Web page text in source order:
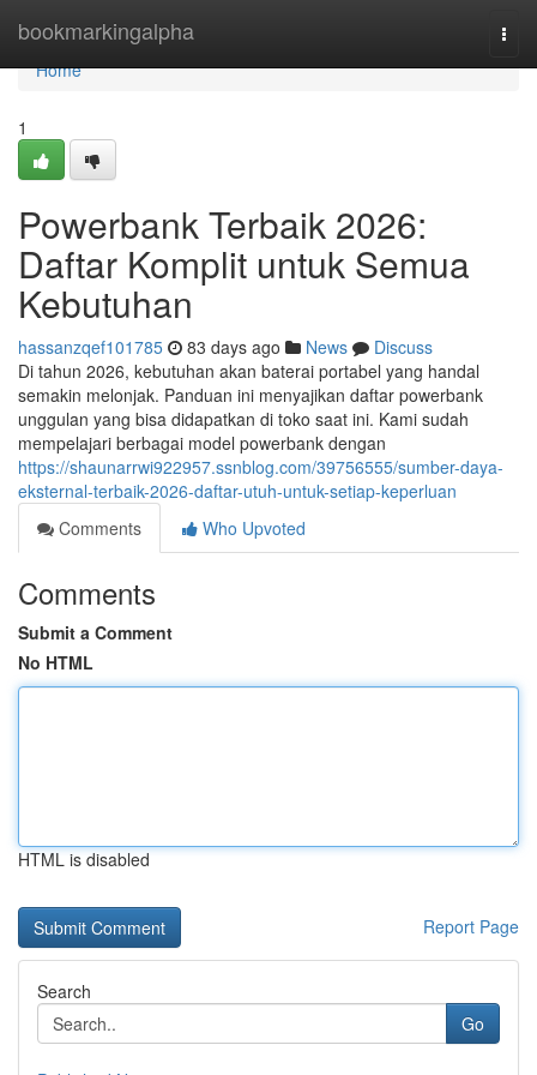
bookmarkingalpha
Home
Home
1
Powerbank Terbaik 2026:
Daftar Komplit untuk Semua
Kebutuhan
hassanzqef101785 83 days ago News
Discuss
Di tahun 2026, kebutuhan akan baterai portabel yang handal
semakin melonjak. Panduan ini menyajikan daftar powerbank
unggulan yang bisa didapatkan di toko saat ini. Kami sudah
mempelajari berbagai model powerbank dengan
https://shaunarrwi922957.ssnblog.com/39756555/sumber-daya-
eksternal-terbaik-2026-daftar-utuh-untuk-setiap-keperluan
Comments
Who Upvoted
Comments
Submit a Comment
No HTML
HTML is disabled
Report Page
Search
Go